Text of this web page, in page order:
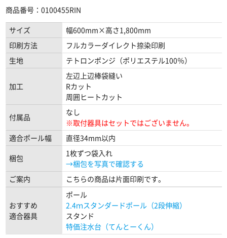
商品番号：0100455RIN
サイズ
幅600mm×高さ1,800mm
印刷方法
フルカラーダイレクト捺染印刷
生地
テトロンポンジ（ポリエステル100％）
加工
左辺上辺棒袋縫い
Rカット
周囲ヒートカット
付属品
なし
※取付器具はセットではございません。
適合ポール幅
直径34mm以内
梱包
1枚ずつ袋入れ
→梱包を写真で確認する
ご案内
こちらの商品は片面印刷です。
おすすめ
適合器具
ポール
2.4ｍスタンダードポール（2段伸縮）
スタンド
特価注水台（てんとーくん）